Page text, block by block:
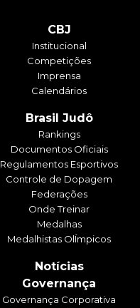
CBJ
Institucional
Competições
Imprensa
Calendários
Brasil Judô
Rankings
Documentos Oficiais
Regulamentos Esportivos
Controle de Dopagem
Federações
Onde Treinar
Medalhas
Medalhistas OlÍmpicos
Notícias
Governança
Governança Corporativa